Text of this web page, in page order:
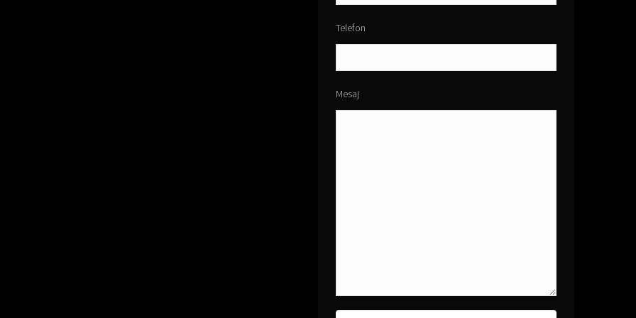
Telefon
Mesaj